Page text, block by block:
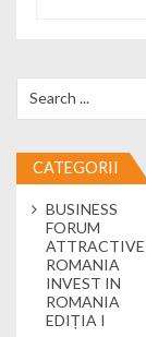
CATEGORII
BUSINESS
FORUM
ATTRACTIVE
ROMANIA
INVEST IN
ROMANIA
EDIȚIA I